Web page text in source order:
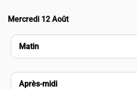
Mercredi 12 Août
Matin
Après-midi